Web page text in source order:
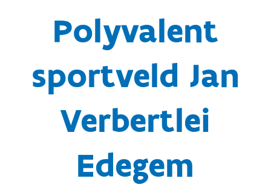
Polyvalent
sportveld Jan
Verbertlei
Edegem